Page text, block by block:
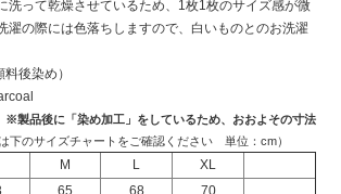
洗って乾燥させているため、1枚1枚のサイズ感が微
濯の際には色落ちしますので、白いものとのお洗濯
後染め）
※製品後に「染め加工」をしているため、おおよその寸法
は下のサイズチャートをご確認ください 単位：cm）
M L
XL